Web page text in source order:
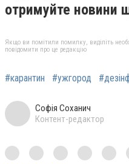
отримуйте новини
Якщо ви помітили помилку, виділіть
повідомити про це редакцію
#карантин #ужгород
Софія Соханич
Контент-редактор